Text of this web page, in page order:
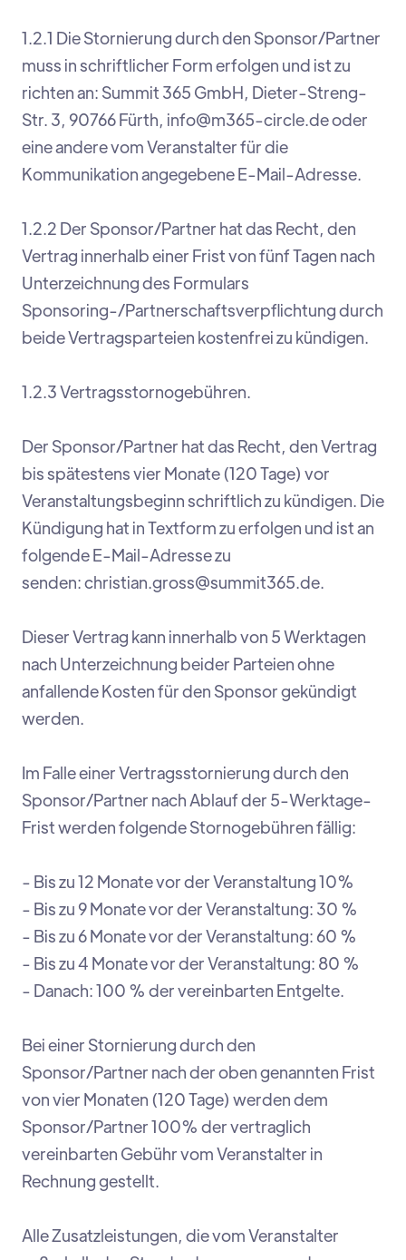
1.2.1 Die Stornierung durch den Sponsor/Partner
muss in schriftlicher Form erfolgen und ist zu
richten an: Summit 365 GmbH, Dieter-Streng-
Str. 3, 90766 Fürth, info@m365-circle.de oder
eine andere vom Veranstalter für die
Kommunikation angegebene E-Mail-Adresse.
1.2.2 Der Sponsor/Partner hat das Recht, den
Vertrag innerhalb einer Frist von fünf Tagen nach
Unterzeichnung des Formulars
Sponsoring-/Partnerschaftsverpflichtung durch
beide Vertragsparteien kostenfrei zu kündigen.
1.2.3 Vertragsstornogebühren.
Der Sponsor/Partner hat das Recht, den Vertrag
bis spätestens vier Monate (120 Tage) vor
Veranstaltungsbeginn schriftlich zu kündigen. Die
Kündigung hat in Textform zu erfolgen und ist an
folgende E-Mail-Adresse zu
senden: christian.gross@summit365.de.
Dieser Vertrag kann innerhalb von 5 Werktagen
nach Unterzeichnung beider Parteien ohne
anfallende Kosten für den Sponsor gekündigt
werden.
Im Falle einer Vertragsstornierung durch den
Sponsor/Partner nach Ablauf der 5-Werktage-
Frist werden folgende Stornogebühren fällig:
- Bis zu 12 Monate vor der Veranstaltung 10%
- Bis zu 9 Monate vor der Veranstaltung: 30 %
- Bis zu 6 Monate vor der Veranstaltung: 60 %
- Bis zu 4 Monate vor der Veranstaltung: 80 %
- Danach: 100 % der vereinbarten Entgelte.
Bei einer Stornierung durch den
Sponsor/Partner nach der oben genannten Frist
von vier Monaten (120 Tage) werden dem
Sponsor/Partner 100% der vertraglich
vereinbarten Gebühr vom Veranstalter in
Rechnung gestellt.
Alle Zusatzleistungen, die vom Veranstalter